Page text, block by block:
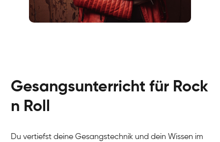
Gesang / Vocal
Anna
Gesang / Vocal
Julia
Gesang / Vocal
Patricia
Birga
Gesangsunterricht für Rock
n Roll
Du vertiefst deine Gesangstechnik und dein Wissen im